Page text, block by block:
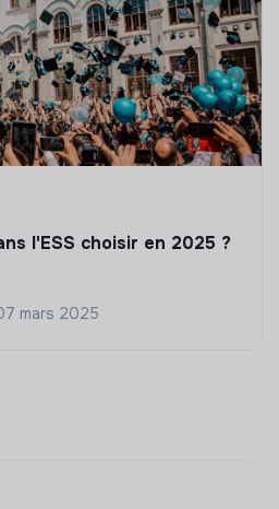
l'ESS choisir en 2025 ?
mars 2025